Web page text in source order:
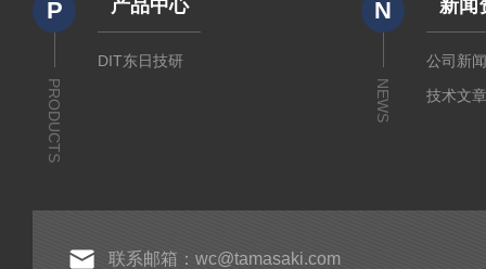
P
PRODUCTS
产品中心
DIT东日技研
N
NEWS
新闻
公司新
技术文
联系邮箱：wc@tamasaki.com